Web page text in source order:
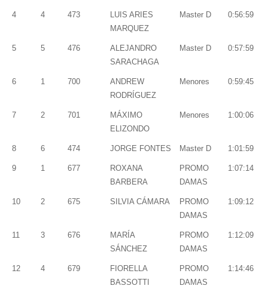
4 4 473
LUIS ARIES
MARQUEZ
Master D 0:56:59
5 5 476
ALEJANDRO
SARACHAGA
Master D 0:57:59
6 1 700
ANDREW
RODRÍGUEZ
Menores 0:59:45
7 2 701
MÁXIMO
ELIZONDO
Menores 1:00:06
8 6 474 JORGE FONTES Master D 1:01:59
9 1 677
ROXANA
BARBERA
PROMO
DAMAS
1:07:14
10 2 675 SILVIA CÁMARA
PROMO
DAMAS
1:09:12
11 3 676
MARÍA
SÁNCHEZ
PROMO
DAMAS
1:12:09
12 4 679
FIORELLA
BASSOTTI
PROMO
DAMAS
1:14:46